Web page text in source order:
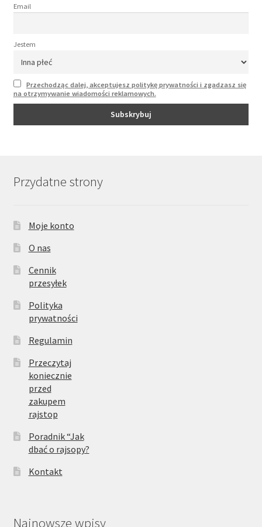
Email
Jestem
Przechodząc dalej, akceptujesz politykę prywatności i zgadzasz się
na otrzymywanie wiadomości reklamowych.
Przydatne strony
Moje konto
O nas
Cennik
przesyłek
Polityka
prywatności
Regulamin
Przeczytaj
koniecznie
przed
zakupem
rajstop
Poradnik “Jak
dbać o rajsopy?
Kontakt
Najnowsze wpisy